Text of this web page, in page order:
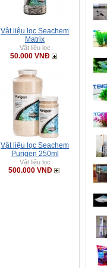
Vật liệu lọc Seachem
Matrix
Vật liệu lọc
50.000 VNĐ
Vật liệu lọc Seachem
Purigen 250ml
Vật liệu lọc
500.000 VNĐ